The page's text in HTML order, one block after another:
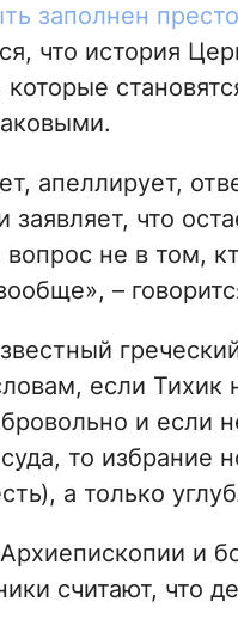
заполнен
что история
апеллирует,
заявляет, что
вопрос не в том,
–
если Тихик
и если
то избрание
а только
и
считают, что